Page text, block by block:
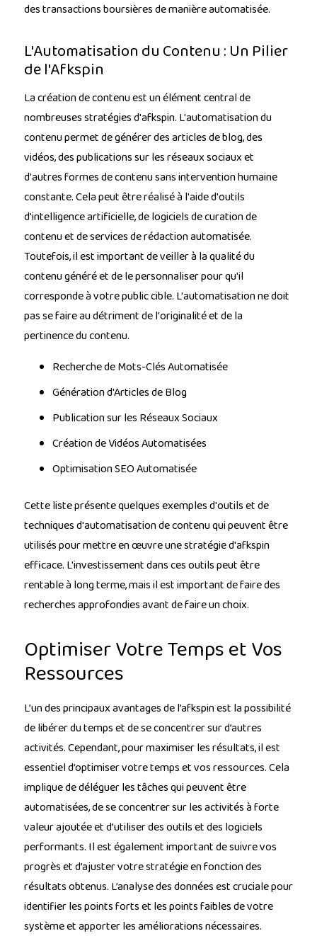
des transactions boursières de manière automatisée.
L'Automatisation du Contenu : Un Pilier
de l'Afkspin
La création de contenu est un élément central de
nombreuses stratégies d'afkspin. L'automatisation du
contenu permet de générer des articles de blog, des
vidéos, des publications sur les réseaux sociaux et
d'autres formes de contenu sans intervention humaine
constante. Cela peut être réalisé à l'aide d'outils
d'intelligence artificielle, de logiciels de curation de
contenu et de services de rédaction automatisée.
Toutefois, il est important de veiller à la qualité du
contenu généré et de le personnaliser pour qu'il
corresponde à votre public cible. L'automatisation ne doit
pas se faire au détriment de l'originalité et de la
pertinence du contenu.
Recherche de Mots-Clés Automatisée
Génération d'Articles de Blog
Publication sur les Réseaux Sociaux
Création de Vidéos Automatisées
Optimisation SEO Automatisée
Cette liste présente quelques exemples d'outils et de
techniques d'automatisation de contenu qui peuvent être
utilisés pour mettre en œuvre une stratégie d'afkspin
efficace. L'investissement dans ces outils peut être
rentable à long terme, mais il est important de faire des
recherches approfondies avant de faire un choix.
Optimiser Votre Temps et Vos
Ressources
L’un des principaux avantages de l’afkspin est la possibilité
de libérer du temps et de se concentrer sur d’autres
activités. Cependant, pour maximiser les résultats, il est
essentiel d’optimiser votre temps et vos ressources. Cela
implique de déléguer les tâches qui peuvent être
automatisées, de se concentrer sur les activités à forte
valeur ajoutée et d’utiliser des outils et des logiciels
performants. Il est également important de suivre vos
progrès et d’ajuster votre stratégie en fonction des
résultats obtenus. L’analyse des données est cruciale pour
identifier les points forts et les points faibles de votre
système et apporter les améliorations nécessaires.